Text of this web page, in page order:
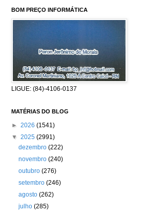
BOM PREÇO INFORMÁTICA
LIGUE: (84)-4106-0137
MATÉRIAS DO BLOG
► 2026 (1541)
▼ 2025 (2991)
dezembro(222)
novembro(240)
outubro(276)
setembro(246)
agosto(262)
julho(285)